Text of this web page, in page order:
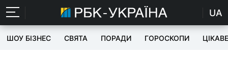
UA
ШОУ БІЗНЕС СВЯТА ПОРАДИ ГОРОСКОПИ ЦІКАВЕ